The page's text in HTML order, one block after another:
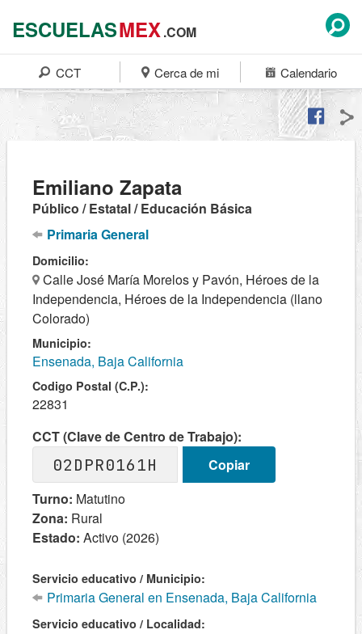
ESCUELASMEX.COM
CCT Cerca de mi Calendario
Emiliano Zapata
Público / Estatal / Educación Básica
Primaria General
Domicilio:
Calle José María Morelos y Pavón, Héroes de la
Independencia, Héroes de la Independencia (llano
Colorado)
Municipio:
Ensenada, Baja California
Codigo Postal (C.P.):
22831
CCT (Clave de Centro de Trabajo):
02DPR0161H
Copiar
Turno: Matutino
Zona: Rural
Estado: Activo (2026)
Servicio educativo / Municipio:
Primaria General en Ensenada, Baja California
Servicio educativo / Localidad: